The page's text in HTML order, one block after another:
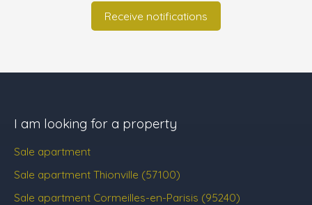
Receive notifications
I am looking for a property
Sale apartment
Sale apartment Thionville (57100)
Sale apartment Cormeilles-en-Parisis (95240)